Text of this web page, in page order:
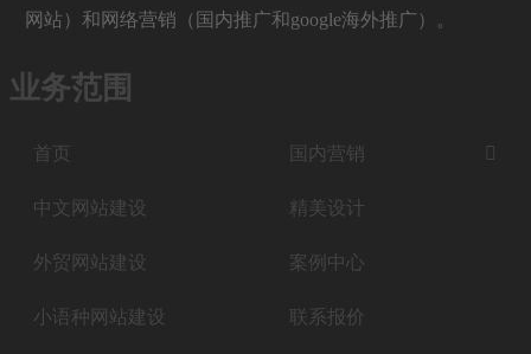
网站）和网络营销（国内推广和google海外推广）。
业务范围
首页
中文网站建设
外贸网站建设
小语种网站建设
国内营销 
精美设计
案例中心
联系报价